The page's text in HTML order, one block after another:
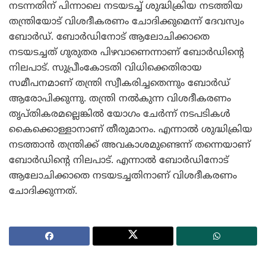
നടന്നതിന് പിന്നാലെ നടയടച്ച് ശുദ്ധിക്രിയ നടത്തിയ
തന്ത്രിയോട് വിശദീകരണം ചോദിക്കുമെന്ന് ദേവസ്വം
ബോര്‍ഡ്. ബോര്‍ഡിനോട് ആലോചിക്കാതെ
നടയടച്ചത് ഗുരുതര പിഴവാണെന്നാണ് ബോര്‍ഡിന്റെ
നിലപാട്. സുപ്രീംകോടതി വിധിക്കെതിരായ
സമീപനമാണ് തന്ത്രി സ്വീകരിച്ചതെന്നും ബോര്‍ഡ്
ആരോപിക്കുന്നു. തന്ത്രി നല്‍കുന്ന വിശദീകരണം
തൃപ്തികരമല്ലെങ്കില്‍ യോഗം ചേര്‍ന്ന് നടപടികള്‍
കൈക്കൊള്ളാനാണ് തീരുമാനം. എന്നാല്‍ ശുദ്ധിക്രിയ
നടത്താന്‍ തന്ത്രിക്ക് അവകാശമുണ്ടെന്ന് തന്നെയാണ്
ബോര്‍ഡിന്റെ നിലപാട്. എന്നാല്‍ ബോര്‍ഡിനോട്
ആലോചിക്കാതെ നടയടച്ചതിനാണ് വിശദീകരണം
ചോദിക്കുന്നത്.